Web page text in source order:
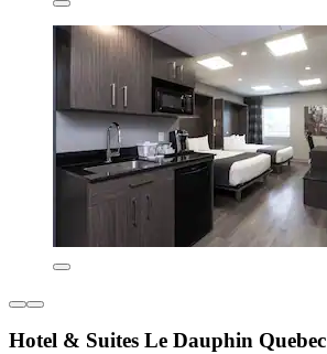
Hotel & Suites Le Dauphin Quebec